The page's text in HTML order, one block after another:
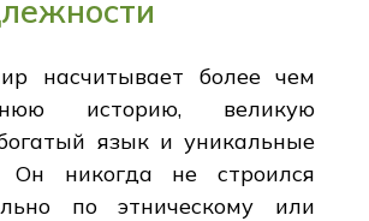
насчитывает более чем
историю, великую
язык и уникальные
Он никогда не строился
по этническому или